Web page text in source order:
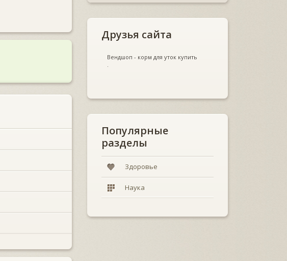
Друзья сайта
Вендшоп - корм для уток купить
Популярные
разделы
Здоровье
Наука